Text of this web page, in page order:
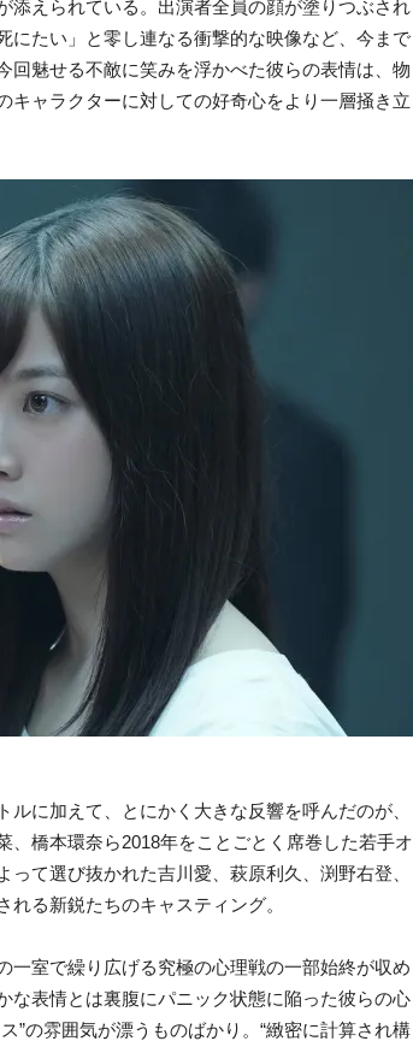
添えられている。出演者全員の顔が塗りつぶされ
にたい」と零し連なる衝撃的な映像など、今まで
回魅せる不敵に笑みを浮かべた彼らの表情は、物
ャラクターに対しての好奇心をより一層掻き立
に加えて、とにかく大きな反響を呼んだのが、
橋本環奈ら2018年をことごとく席巻した若手オ
て選び抜かれた吉川愛、萩原利久、渕野右登、
る新鋭たちのキャスティング。
室で繰り広げる究極の心理戦の一部始終が収め
な表情とは裏腹にパニック状態に陥った彼らの心
”の雰囲気が漂うものばかり。“緻密に計算され構